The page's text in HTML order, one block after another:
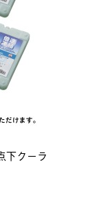
下クーラ